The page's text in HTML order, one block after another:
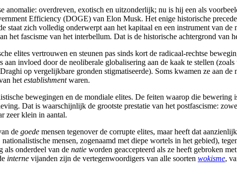
overdreven, exotisch en uitzonderlijk; nu is hij een als
Efficiency (DOGE) van Elon Musk. Het enige historische
staat zich volledig onderwerpt aan het kapitaal en een instrument van
fascisme van het interbellum. Dat is de historische achtergrond van
elites vertrouwen en steunen pas sinds kort de radicaal-rechtse
aan invloed door de neoliberale globalisering aan de kaak te stellen
op vergelijkbare gronden stigmatiseerde). Soms kwamen ze aan de
het establishmentwaren.
bewegingen en de mondiale elites. De feiten waarop die
Dat is waarschijnlijk de grootste prestatie van het postfascisme:
zeer klein in aantal.
de goede mensen tegenover de corrupte elites, maar heeft dat
mensen, zogenaamd met diepe wortels in het gebied),
als onderdeel van de natie worden geaccepteerd als ze heeft gebroken
interne vijanden zijn de vertegenwoordigers van alle soorten wokisme,